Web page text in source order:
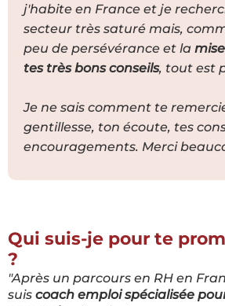
j'habite en France et je
secteur très saturé mais,
peu de persévérance et la
tes très bons conseils, tout est
Je ne sais comment te
gentillesse, ton écoute, tes
encouragements. Merci
Qui suis-je pour te
?
"Après un parcours en RH en
suis coach emploi spécialisée